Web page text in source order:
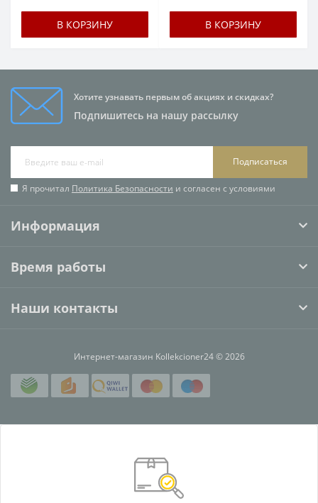
В КОРЗИНУ В КОРЗИНУ
Хотите узнавать первым об акциях и скидках?
Подпишитесь на нашу рассылку
Подписаться
Я прочитал Политика Безопасности и согласен с условиями
Информация
Время работы
Наши контакты
Интернет-магазин Kollekcioner24 © 2026